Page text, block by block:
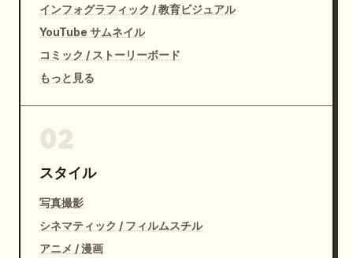
インフォグラフィック / 教育ビジュアル
YouTube サムネイル
コミック / ストーリーボード
もっと見る
スタイル
写真撮影
シネマティック / フィルムスチル
アニメ / 漫画